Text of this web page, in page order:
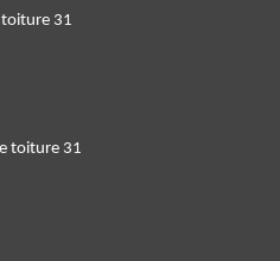
toiture 31
toiture 31